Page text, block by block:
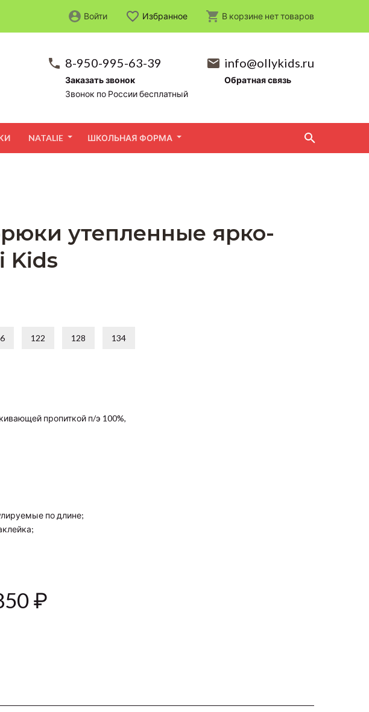
8-950-995-63-39
Заказать звонок
Звонок по России бесплатный
info@ollykids.ru
Обратная связь
NATALIE ШКОЛЬНАЯ ФОРМА
Войти Избранное В корзине неттоваров
утепленные ярко-
Kids
122 128 134
пропиткой п/э 100%,
по длине;
₽